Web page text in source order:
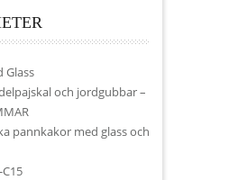
Glass
och jordgubbar –
pannkakor med glass och